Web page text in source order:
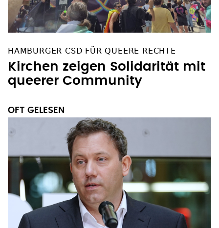
HAMBURGER CSD FÜR QUEERE RECHTE
Kirchen zeigen Solidarität mit
queerer Community
OFT GELESEN